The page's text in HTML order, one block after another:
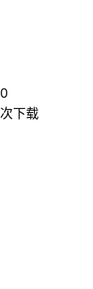
0
次下载